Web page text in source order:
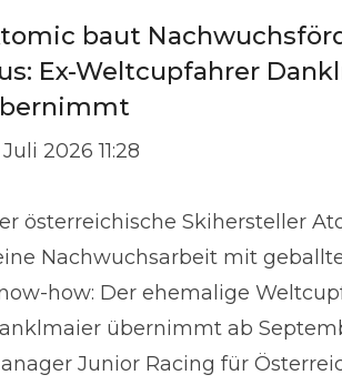
baut
Ex-Weltcupfahrer
2026 11:28
österreichische Skihersteller
Nachwuchsarbeit mit
how: Der ehemalige
übernimmt ab
Junior Racing für